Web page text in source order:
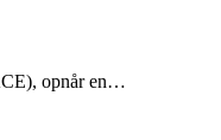
opnår en…